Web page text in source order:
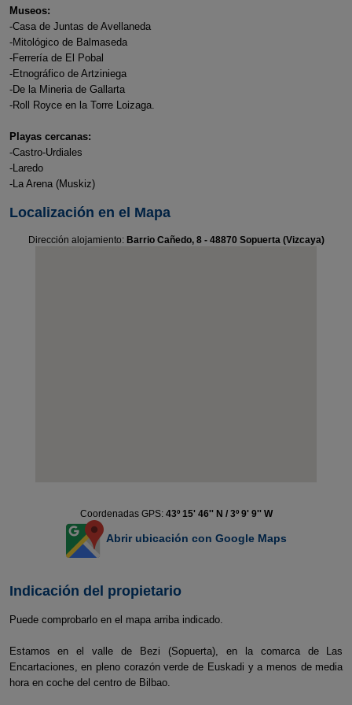
Museos:
-Casa de Juntas de Avellaneda
-Mitológico de Balmaseda
-Ferrería de El Pobal
-Etnográfico de Artziniega
-De la Mineria de Gallarta
-Roll Royce en la Torre Loizaga.
Playas cercanas:
-Castro-Urdiales
-Laredo
-La Arena (Muskiz)
Localización en el Mapa
Dirección alojamiento: Barrio Cañedo, 8 - 48870 Sopuerta (Vizcaya)
Coordenadas GPS: 43º 15' 46'' N / 3º 9' 9'' W
Abrir ubicación con Google Maps
Indicación del propietario
Puede comprobarlo en el mapa arriba indicado.
Estamos en el valle de Bezi (Sopuerta), en la comarca de Las
Encartaciones, en pleno corazón verde de Euskadi y a menos de media
hora en coche del centro de Bilbao.